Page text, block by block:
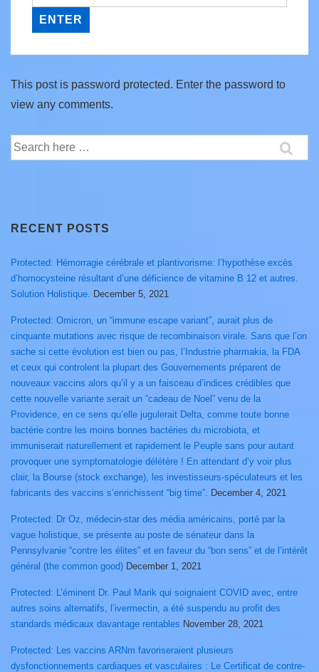
This post is password protected. Enter the password to
view any comments.
Search
for:
RECENT POSTS
Protected: Hémorragie cérébrale et plantivorisme: l’hypothèse excès
d’homocysteine résultant d’une déficience de vitamine B 12 et autres.
Solution Holistique. December 5, 2021
Protected: Omicron, un “immune escape variant”, aurait plus de
cinquante mutations avec risque de recombinaison virale. Sans que l’on
sache si cette évolution est bien ou pas, l’Industrie pharmakia, la FDA
et ceux qui controlent la plupart des Gouvernements préparent de
nouveaux vaccins alors qu’il y a un faisceau d’indices crédibles que
cette nouvelle variante serait un “cadeau de Noel” venu de la
Providence, en ce sens qu’elle jugulerait Delta, comme toute bonne
bactérie contre les moins bonnes bactéries du microbiota, et
immuniserait naturellement et rapidement le Peuple sans pour autant
provoquer une symptomatologie délétère ! En attendant d’y voir plus
clair, la Bourse (stock exchange), les investisseurs-spéculateurs et les
fabricants des vaccins s’enrichissent “big time”. December 4, 2021
Protected: Dr Oz, médecin-star des média américains, porté par la
vague holistique, se présente au poste de sénateur dans la
Pennsylvanie “contre les élites” et en faveur du “bon sens” et de l’intérêt
général (the common good) December 1, 2021
Protected: L’éminent Dr. Paul Marik qui soignaient COVID avec, entre
autres soins alternatifs, l’ivermectin, a été suspendu au profit des
standards médicaux davantage rentables November 28, 2021
Protected: Les vaccins ARNm favoriseraient plusieurs
dysfonctionnements cardiaques et vasculaires : Le Certificat de contre-